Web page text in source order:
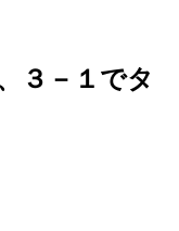
３－１でタ